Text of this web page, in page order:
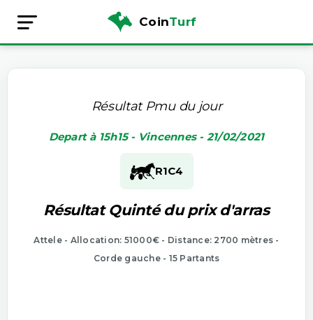
CoinTurf
Résultat Pmu du jour
Depart à 15h15 - Vincennes - 21/02/2021
R1C4
Résultat Quinté du prix d'arras
Attele - Allocation: 51000€ - Distance: 2700 mètres -
Corde gauche - 15 Partants